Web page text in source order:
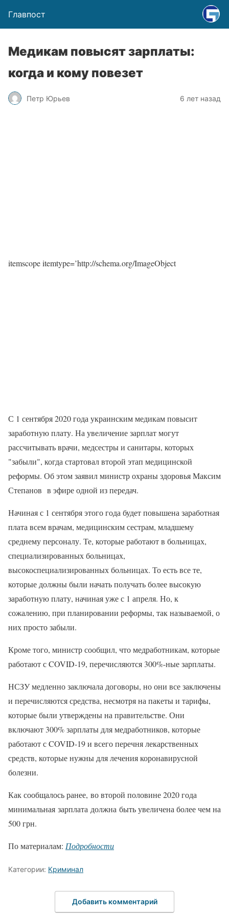
Главпост
Медикам повысят зарплаты:
когда и кому повезет
Петр Юрьев 6 лет назад
itemscope itemtype=’http://schema.org/ImageObject
С 1 сентября 2020 года украинским медикам повысит
заработную плату. На увеличение зарплат могут
рассчитывать врачи, медсестры и санитары, которых
"забыли", когда стартовал второй этап медицинской
реформы. Об этом заявил министр охраны здоровья Максим
Степанов в эфире одной из передач.
Начиная с 1 сентября этого года будет повышена заработная
плата всем врачам, медицинским сестрам, младшему
среднему персоналу. Те, которые работают в больницах,
специализированных больницах,
высокоспециализированных больницах. То есть все те,
которые должны были начать получать более высокую
заработную плату, начиная уже с 1 апреля. Но, к
сожалению, при планировании реформы, так называемой, о
них просто забыли.
Кроме того, министр сообщил, что медработникам, которые
работают с COVID-19, перечисляются 300%-ные зарплаты.
НСЗУ медленно заключала договоры, но они все заключены
и перечисляются средства, несмотря на пакеты и тарифы,
которые были утверждены на правительстве. Они
включают 300% зарплаты для медработников, которые
работают с COVID-19 и всего перечня лекарственных
средств, которые нужны для лечения коронавирусной
болезни.
Как сообщалось ранее, во второй половине 2020 года
минимальная зарплата должна быть увеличена более чем на
500 грн.
По материалам: Подробности
Категории: Криминал
Добавить комментарий